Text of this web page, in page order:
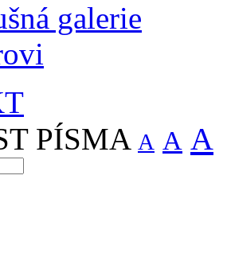
galerie
PÍSMA A A A